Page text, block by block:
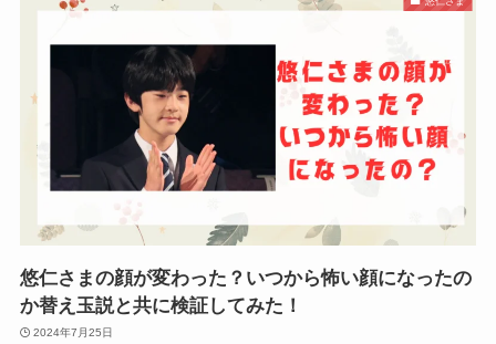
悠仁さまの顔が変わった？いつから怖い顔になったの
か替え玉説と共に検証してみた！
2024年7月25日